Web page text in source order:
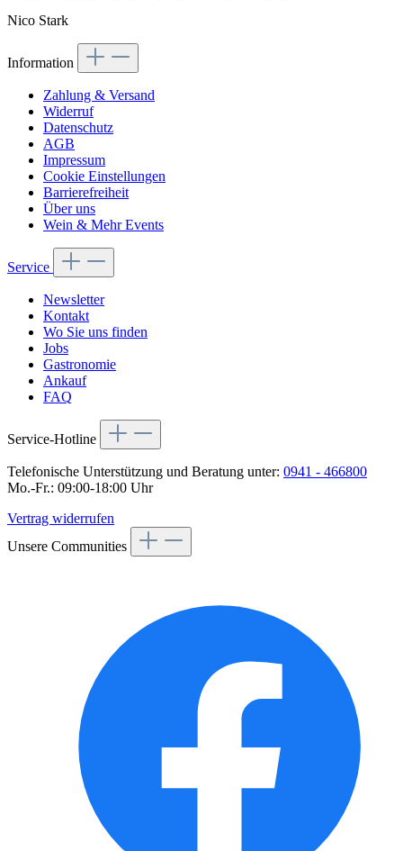
Nico Stark
Information
Zahlung & Versand
Widerruf
Datenschutz
AGB
Impressum
Cookie Einstellungen
Barrierefreiheit
Über uns
Wein & Mehr Events
Service
Newsletter
Kontakt
Wo Sie uns finden
Jobs
Gastronomie
Ankauf
FAQ
Service-Hotline
Telefonische Unterstützung und Beratung unter: 0941 - 466800
Mo.-Fr.: 09:00-18:00 Uhr
Vertrag widerrufen
Unsere Communities